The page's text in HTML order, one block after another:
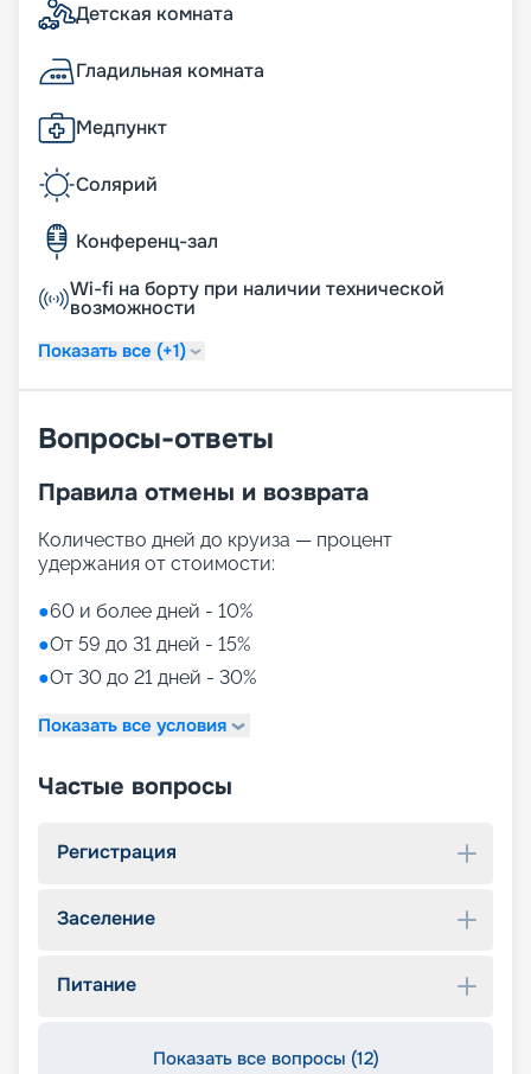
Детская комната
Гладильная комната
Медпункт
Солярий
Конференц-зал
Wi-fi на борту при наличии технической
возможности
Показать все (+1)
Вопросы-ответы
Правила отмены и возврата
Количество дней до круиза — процент
удержания от стоимости:
●60 и более дней - 10%
●От 59 до 31 дней - 15%
●От 30 до 21 дней - 30%
Показать все условия
Частые вопросы
Регистрация
Заселение
Питание
Показать все вопросы (12)